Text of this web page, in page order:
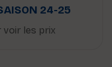
24-25
voir les prix